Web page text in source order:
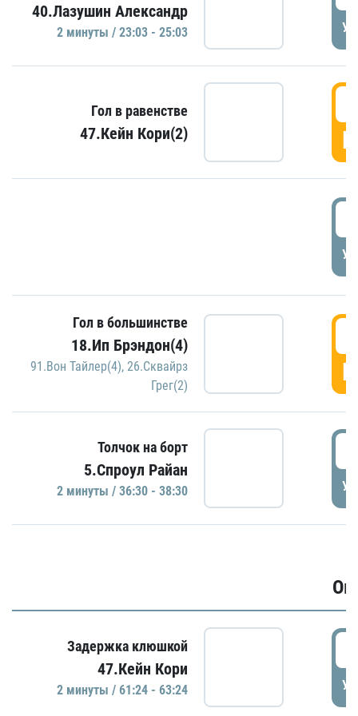
40.Лазушин Александр
2 минуты / 23:03 - 25:03
Гол в равенстве
47.Кейн Кори(2)
Гол в большинстве
18.Ип Брэндон(4)
91.Вон Тайлер(4), 26.Сквайрз
Грег(2)
Толчок на борт
5.Спроул Райан
2 минуты / 36:30 - 38:30
Задержка клюшкой
47.Кейн Кори
2 минуты / 61:24 - 63:24